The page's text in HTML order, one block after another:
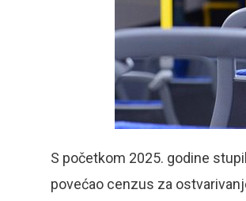
S početkom 2025. godine
povećao cenzus za